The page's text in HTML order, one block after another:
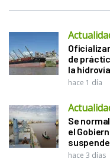
de
la hidrovía
hace 1 día
Se
el
hace 3 días